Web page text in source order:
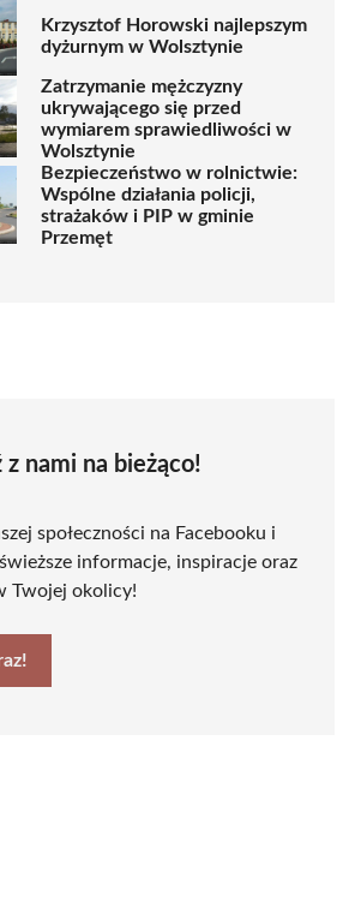
Krzysztof Horowski najlepszym
dyżurnym w Wolsztynie
Zatrzymanie mężczyzny
ukrywającego się przed
wymiarem sprawiedliwości w
Wolsztynie
Bezpieczeństwo w rolnictwie:
Wspólne działania policji,
strażaków i PIP w gminie
Przemęt
z nami na bieżąco!
społeczności na Facebooku i
informacje, inspiracje oraz
Twojej okolicy!